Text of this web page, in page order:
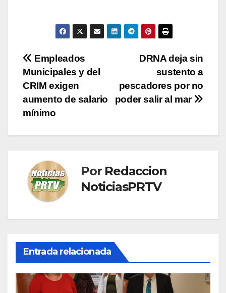
Navegación
de
entradas
DRNA deja sin
sustento a
pescadores por no
poder salir al mar
Empleados
Municipales y del
CRIM exigen
aumento de salario
mínimo
Por Redaccion
NoticiasPRTV
Entrada relacionada